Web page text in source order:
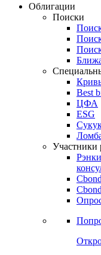
Облигации
Поиски
Best
ЦФА
ESG
Участники